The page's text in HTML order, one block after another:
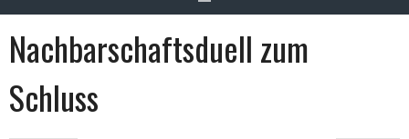
Nachbarschaftsduell zum
Schluss